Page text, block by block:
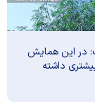
در این همایش
داشته